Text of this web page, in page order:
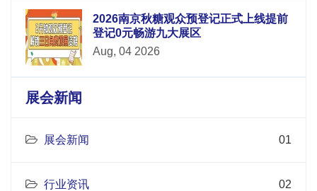
2026南京秋糖观众预登记正式上线提前
登记0元畅游九大展区
Aug, 04 2026
展会新闻
展会新闻 01
行业资讯 02